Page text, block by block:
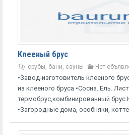
Клееный брус
срубы, бани, сауны Нет
•Завод-изготовитель клееного
из клееного бруса •Сосна. Ель.
термобрус,комбинированный
•Загородные дома, особняки,